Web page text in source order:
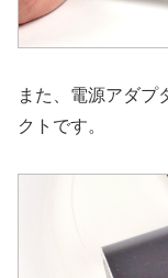
また、電源アダプ
クトです。